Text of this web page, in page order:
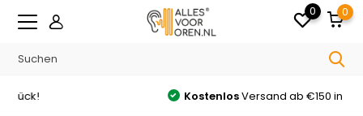
0 0
Versand ab €150 in Deutschland